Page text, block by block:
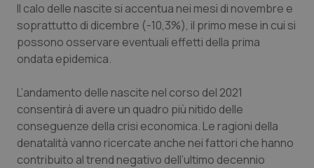
Il calo delle nascite si accentua nei mesi di novembre e
soprattutto di dicembre (-10,3%), il primo mese in cui si
possono osservare eventuali effetti della prima
ondata epidemica.
L’andamento delle nascite nel corso del 2021
consentirà di avere un quadro più nitido delle
conseguenze della crisi economica. Le ragioni della
denatalità vanno ricercate anche nei fattori che hanno
contribuito al trend negativo dell’ultimo decennio